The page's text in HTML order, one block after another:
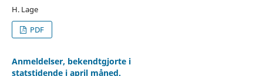
H. Lage
PDF
Anmeldelser, bekendtgjorte i
statstidende i april måned.